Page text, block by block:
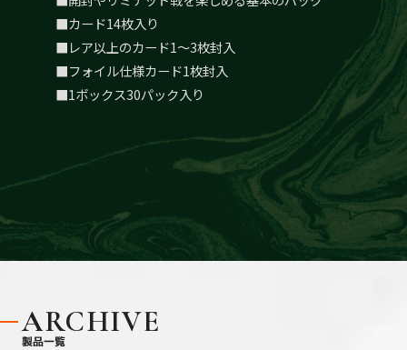
カード14枚入り
レア以上のカード1～3枚封入
フォイル仕様カード1枚封入
1ボックス30パック入り
ARCHIVE
製品一覧